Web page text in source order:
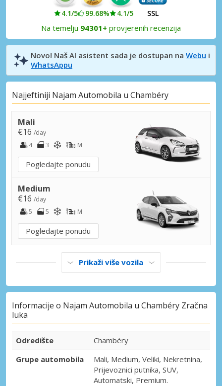
4.1/5 99.68% 4.1/5 SSL
Na temelju 94301+ provjerenih recenzija
Novo! Naš AI asistent sada je dostupan na Webu i
WhatsAppu
Najjeftiniji Najam Automobila u Chambéry
Mali
€16 /day
4
3 M
Pogledajte ponudu
Medium
€16 /day
5
5 M
Pogledajte ponudu
Prikaži više vozila
Informacije o Najam Automobila u Chambéry Zračna
luka
Odredište
Chambéry
Grupe automobila
Mali, Medium, Veliki, Nekretnina,
Prijevoznici putnika, SUV,
Automatski, Premium.